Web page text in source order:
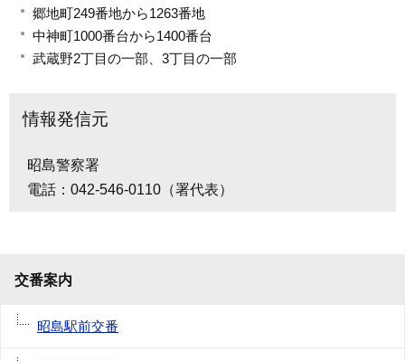
郷地町249番地から1263番地
中神町1000番台から1400番台
武蔵野2丁目の一部、3丁目の一部
情報発信元
昭島警察署
電話：042-546-0110（署代表）
交番案内
昭島駅前交番